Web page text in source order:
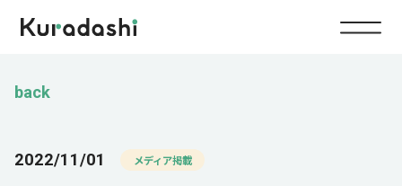
Top
Service
back
2022/11/01 メディア掲載